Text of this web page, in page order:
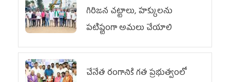
గిరిజన చట్టాలు, హక్కులను
పటిష్టంగా అమలు చేయాలి
చేనేత రంగానికి గత ప్రభుత్వంలో